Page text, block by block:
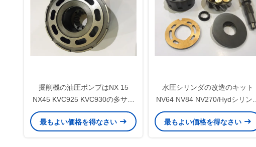
掘削機の油圧ポンプはNX 15
NX45 KVC925 KVC930の多サイ
ズFoundableを分けます
最もよい価格を得なさい
水圧シリンダの改造のキット
NV64 NV84 NV270/Hydシリンダ
ー修理用キット
最もよい価格を得なさい